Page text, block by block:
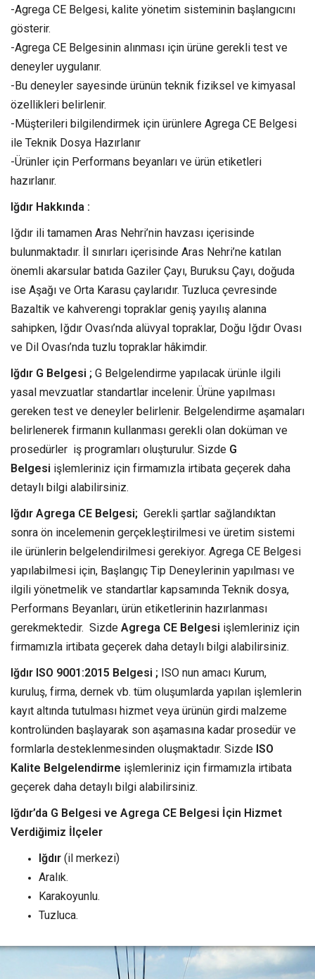
-Agrega CE Belgesi, kalite yönetim sisteminin başlangıcını
gösterir.
-Agrega CE Belgesinin alınması için ürüne gerekli test ve
deneyler uygulanır.
-Bu deneyler sayesinde ürünün teknik fiziksel ve kimyasal
özellikleri belirlenir.
-Müşterileri bilgilendirmek için ürünlere Agrega CE Belgesi
ile Teknik Dosya Hazırlanır
-Ürünler için Performans beyanları ve ürün etiketleri
hazırlanır.
Iğdır Hakkında :
Iğdır ili tamamen Aras Nehri’nin havzası içerisinde
bulunmaktadır. İl sınırları içerisinde Aras Nehri’ne katılan
önemli akarsular batıda Gaziler Çayı, Buruksu Çayı, doğuda
ise Aşağı ve Orta Karasu çaylarıdır. Tuzluca çevresinde
Bazaltik ve kahverengi topraklar geniş yayılış alanına
sahipken, Iğdır Ovası’nda alüvyal topraklar, Doğu Iğdır Ovası
ve Dil Ovası’nda tuzlu topraklar hâkimdir.
Iğdır G Belgesi ; G Belgelendirme yapılacak ürünle ilgili
yasal mevzuatlar standartlar incelenir. Ürüne yapılması
gereken test ve deneyler belirlenir. Belgelendirme aşamaları
belirlenerek firmanın kullanması gerekli olan doküman ve
prosedürler iş programları oluşturulur. Sizde G
Belgesi işlemleriniz için firmamızla irtibata geçerek daha
detaylı bilgi alabilirsiniz.
Iğdır Agrega CE Belgesi; Gerekli şartlar sağlandıktan
sonra ön incelemenin gerçekleştirilmesi ve üretim sistemi
ile ürünlerin belgelendirilmesi gerekiyor. Agrega CE Belgesi
yapılabilmesi için, Başlangıç Tip Deneylerinin yapılması ve
ilgili yönetmelik ve standartlar kapsamında Teknik dosya,
Performans Beyanları, ürün etiketlerinin hazırlanması
gerekmektedir. Sizde Agrega CE Belgesi işlemleriniz için
firmamızla irtibata geçerek daha detaylı bilgi alabilirsiniz.
Iğdır ISO 9001:2015 Belgesi ; ISO nun amacı Kurum,
kuruluş, firma, dernek vb. tüm oluşumlarda yapılan işlemlerin
kayıt altında tutulması hizmet veya ürünün girdi malzeme
kontrolünden başlayarak son aşamasına kadar prosedür ve
formlarla desteklenmesinden oluşmaktadır. Sizde ISO
Kalite Belgelendirme işlemleriniz için firmamızla irtibata
geçerek daha detaylı bilgi alabilirsiniz.
Iğdır’da G Belgesi ve Agrega CE Belgesi İçin Hizmet
Verdiğimiz İlçeler
Iğdır (il merkezi)
Aralık.
Karakoyunlu.
Tuzluca.